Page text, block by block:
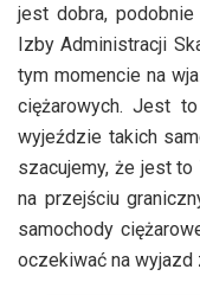
jest dobra,
Izby Administracji
tym momencie na
ciężarowych. Jest
wyjeździe takich
szacujemy, że jest
na przejściu
samochody
oczekiwać na wyjazd